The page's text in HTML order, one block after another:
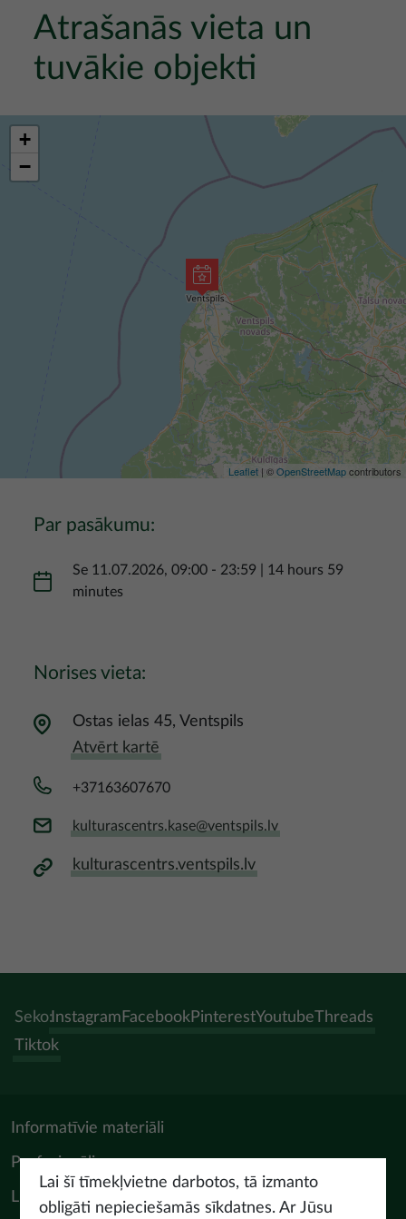
Atrašanās vieta un
tuvākie objekti
+
−
Leaflet | ©OpenStreetMapcontributors
Par pasākumu:
Se 11.07.2026, 09:00 - 23:59
14 hours 59
minutes
Norises vieta:
Ostas ielas 45, Ventspils
Atvērt kartē
+37163607670
kulturascentrs.kase@ventspils.lv
kulturascentrs.ventspils.lv
Seko:Instagram FacebookPinterestYoutubeThreads
Tiktok
Informatīvie materiāli
Profesionāļiem
LIAA Tūrisma departaments
Lai šī tīmekļvietne darbotos, tā izmanto
obligāti nepieciešamās sīkdatnes. Ar Jūsu